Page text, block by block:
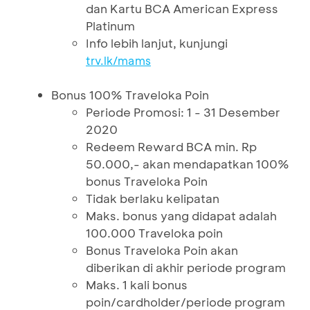
dan Kartu BCA American Express
Platinum
Info lebih lanjut, kunjungi
trv.lk/mams
Bonus 100% Traveloka Poin
Periode Promosi: 1 - 31 Desember
2020
Redeem Reward BCA min. Rp
50.000,- akan mendapatkan 100%
bonus Traveloka Poin
Tidak berlaku kelipatan
Maks. bonus yang didapat adalah
100.000 Traveloka poin
Bonus Traveloka Poin akan
diberikan di akhir periode program
Maks. 1 kali bonus
poin/cardholder/periode program